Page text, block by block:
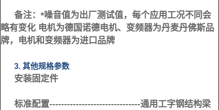
备注：*噪音值为出厂测试值，每个应用工况不同会
略有变化 电机为德国诺德电机、变频器为丹麦丹佛斯品
牌，电机和变频器为进口品牌
3. 其他规格参数
安装固定件
标准配置-------------------------------通用工字钢结构梁